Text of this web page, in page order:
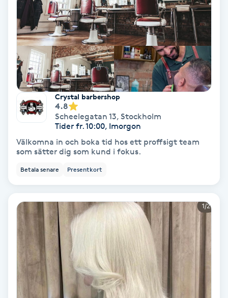
Dermapen
Diamantslipning
Enzympeeling
Extensions
Face framing
Faceliftmassage
Fet hårbotten
Fettreducering
Crystal barbershop
4.8
Scheelegatan 13, Stockholm
Tider fr. 10:00, Imorgon
Välkomna in och boka tid hos ett proffsigt team
som sätter dig som kund i fokus.
Betala senare Presentkort